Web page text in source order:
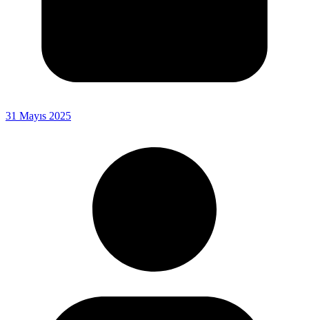
31 Mayıs 2025